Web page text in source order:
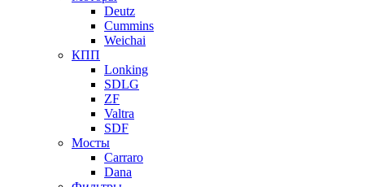
Deutz
Cummins
Weichai
КПП
Lonking
SDLG
ZF
Valtra
SDF
Мосты
Carraro
Dana